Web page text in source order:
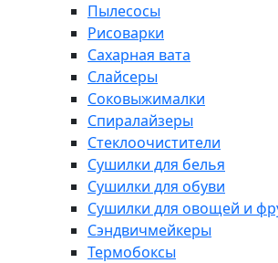
Пылесосы
Рисоварки
Сахарная вата
Слайсеры
Соковыжималки
Спиралайзеры
Стеклоочистители
Сушилки для белья
Сушилки для обуви
Сушилки для овощей и
Сэндвичмейкеры
Термобоксы